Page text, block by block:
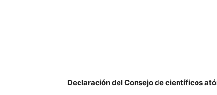
Declaración del Consejo de científicos